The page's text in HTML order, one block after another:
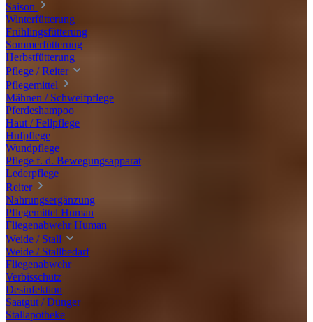
Saison
Winterfütterung
Frühlingsfütterung
Sommerfütterung
Herbstfütterung
Pflege / Reiter
Pflegemittel
Mähnen / Schweifpflege
Pferdeshampoo
Haut / Fellpflege
Hufpflege
Wundpflege
Pflege f. d. Bewegungsapparat
Lederpflege
Reiter
Nahrungsergänzung
Pflegemittel Human
Fliegenabwehr Human
Weide / Stall
Weide / Stallbedarf
Fliegenabwehr
Verbisschutz
Desinfektion
Saatgut / Dünger
Stallapotheke